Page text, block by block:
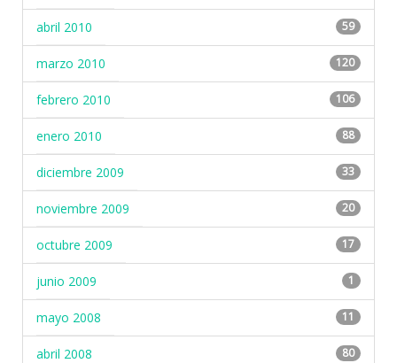
abril 2010 59
marzo 2010 120
febrero 2010 106
enero 2010 88
diciembre 2009 33
noviembre 2009 20
octubre 2009 17
junio 2009 1
mayo 2008 11
abril 2008 80